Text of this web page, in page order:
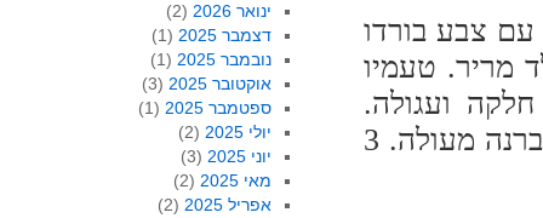
עם צבע בורדו
מריר. טעמיו
ועגולה.
סיומת ממש עדינה וטובה בפה. יובל חושב שזהו קברנה מעולה. 3
ינואר 2026
(2)
דצמבר 2025
(1)
נובמבר 2025
(1)
אוקטובר 2025
(3)
ספטמבר 2025
(1)
יולי 2025
(2)
יוני 2025
(3)
מאי 2025
(2)
אפריל 2025
(2)